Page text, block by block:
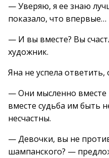
— Уверяю, я ее знаю
показало, что
— И вы вместе? Вы
художник.
Яна не успела
— Они мысленно вместе
вместе судьба им быть
несчастны.
— Девочки, вы не
шампанского? —